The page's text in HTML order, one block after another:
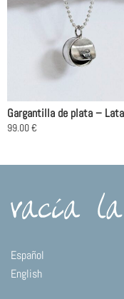
99.00€
variantes.
Las
se
pueden
elegir
Español
English